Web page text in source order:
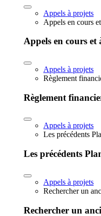
Appels à projets
Appels en cours
Appels en cours et
Appels à projets
Règlement
Règlement
Appels à projets
Les précédents
Les précédents
Appels à projets
Rechercher un
Rechercher un